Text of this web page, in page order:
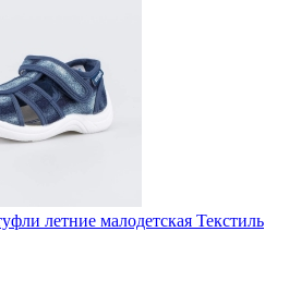
летние малодетская Текстиль